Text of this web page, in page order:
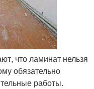
что ламинат нельзя
обязательно
работы.